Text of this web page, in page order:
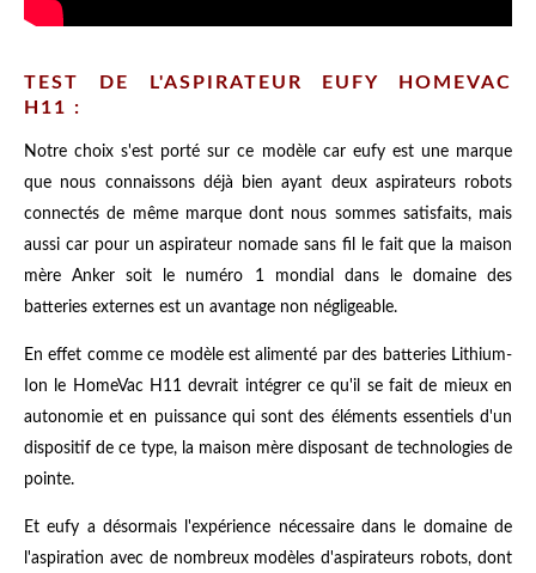
TEST DE L'ASPIRATEUR EUFY HOMEVAC
H11 :
Notre choix s'est porté sur ce modèle car eufy est une marque
que nous connaissons déjà bien ayant deux aspirateurs robots
connectés de même marque dont nous sommes satisfaits, mais
aussi car pour un aspirateur nomade sans fil le fait que la maison
mère Anker soit le numéro 1 mondial dans le domaine des
batteries externes est un avantage non négligeable.
En effet comme ce modèle est alimenté par des batteries Lithium-
Ion le HomeVac H11 devrait intégrer ce qu'il se fait de mieux en
autonomie et en puissance qui sont des éléments essentiels d'un
dispositif de ce type, la maison mère disposant de technologies de
pointe.
Et eufy a désormais l'expérience nécessaire dans le domaine de
l'aspiration avec de nombreux modèles d'aspirateurs robots, dont